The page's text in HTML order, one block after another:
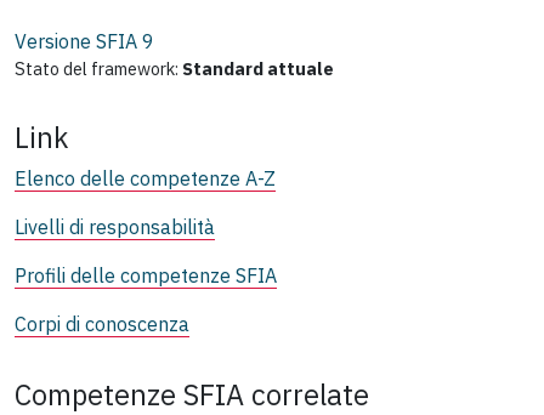
Versione SFIA 9
Stato del framework: Standard attuale
Link
Elenco delle competenze A-Z
Livelli di responsabilità
Profili delle competenze SFIA
Corpi di conoscenza
Competenze SFIA correlate